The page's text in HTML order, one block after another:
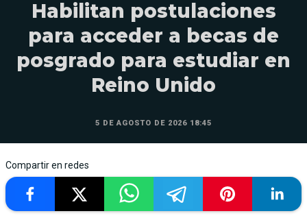
Habilitan postulaciones
para acceder a becas de
posgrado para estudiar en
Reino Unido
5 DE AGOSTO DE 2026 18:45
Compartir en redes